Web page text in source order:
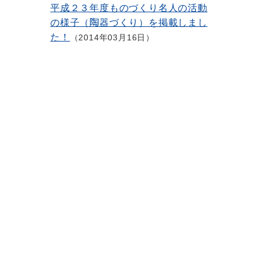
平成２３年度ものづくり名人の活動
の様子（陶器づくり）を掲載しまし
た！
2014年03月16日